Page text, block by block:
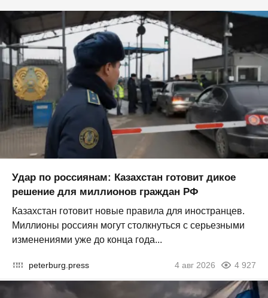
Удар по россиянам: Казахстан готовит дикое
решение для миллионов граждан РФ
Казахстан готовит новые правила для иностранцев.
Миллионы россиян могут столкнуться с серьезными
изменениями уже до конца года...
peterburg.press 4 авг 2026 4 927